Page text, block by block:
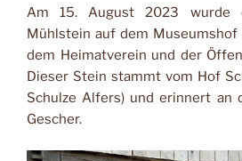
Am 15. August 2023 wurde
Mühlstein auf dem
dem Heimatverein und der
Dieser Stein stammt vom Hof
Schulze Alfers) und erinnert an
Gescher.